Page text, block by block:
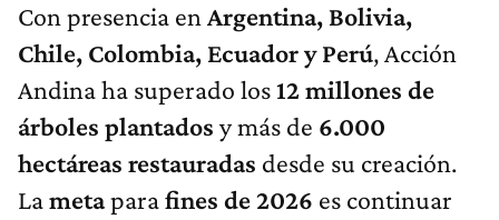
Con presencia en Argentina, Bolivia,
Chile, Colombia, Ecuador y Perú, Acción
Andina ha superado los12 millones de
árboles plantados y más de 6.000
hectáreas restauradas desde su creación.
Lametaparafines de2026 es continuar